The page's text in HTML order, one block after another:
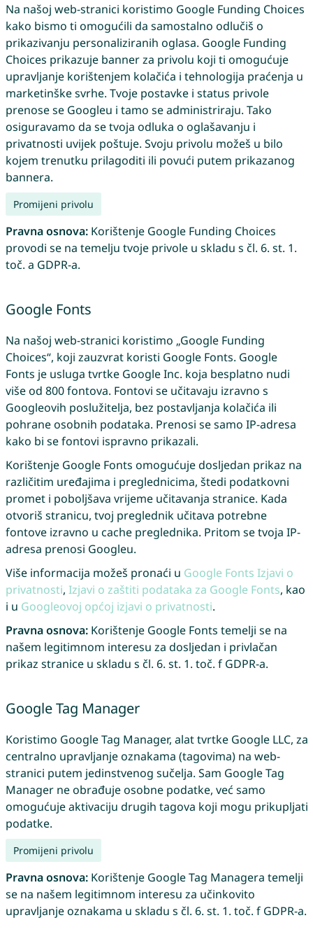
Na našoj web-stranici koristimo Google Funding Choices
kako bismo ti omogućili da samostalno odlučiš o
prikazivanju personaliziranih oglasa. Google Funding
Choices prikazuje banner za privolu koji ti omogućuje
upravljanje korištenjem kolačića i tehnologija praćenja u
marketinške svrhe. Tvoje postavke i status privole
prenose se Googleu i tamo se administriraju. Tako
osiguravamo da se tvoja odluka o oglašavanju i
privatnosti uvijek poštuje. Svoju privolu možeš u bilo
kojem trenutku prilagoditi ili povući putem prikazanog
bannera.
Promijeni privolu
Pravna osnova:Korištenje Google Funding Choices
provodi se na temelju tvoje privole u skladu s čl. 6. st. 1.
toč. a GDPR-a.
Google Fonts
Na našoj web-stranici koristimo „Google Funding
Choices“, koji zauzvrat koristi Google Fonts. Google
Fonts je usluga tvrtke Google Inc. koja besplatno nudi
više od 800 fontova. Fontovi se učitavaju izravno s
Googleovih poslužitelja, bez postavljanja kolačića ili
pohrane osobnih podataka. Prenosi se samo IP-adresa
kako bi se fontovi ispravno prikazali.
Korištenje Google Fonts omogućuje dosljedan prikaz na
različitim uređajima i preglednicima, štedi podatkovni
promet i poboljšava vrijeme učitavanja stranice. Kada
otvoriš stranicu, tvoj preglednik učitava potrebne
fontove izravno u cache preglednika. Pritom se tvoja IP-
adresa prenosi Googleu.
Više informacija možeš pronaći u Google Fonts Izjavi o
privatnosti, Izjavi o zaštiti podataka za Google Fonts, kao
i u Googleovoj općoj izjavi o privatnosti.
Pravna osnova:Korištenje Google Fonts temelji se na
našem legitimnom interesu za dosljedan i privlačan
prikaz stranice u skladu s čl. 6. st. 1. toč. f GDPR-a.
Google Tag Manager
Koristimo Google Tag Manager, alat tvrtke Google LLC, za
centralno upravljanje oznakama (tagovima) na web-
stranici putem jedinstvenog sučelja. Sam Google Tag
Manager ne obrađuje osobne podatke, već samo
omogućuje aktivaciju drugih tagova koji mogu prikupljati
podatke.
Promijeni privolu
Pravna osnova:Korištenje Google Tag Managera temelji
se na našem legitimnom interesu za učinkovito
upravljanje oznakama u skladu s čl. 6. st. 1. toč. f GDPR-a.